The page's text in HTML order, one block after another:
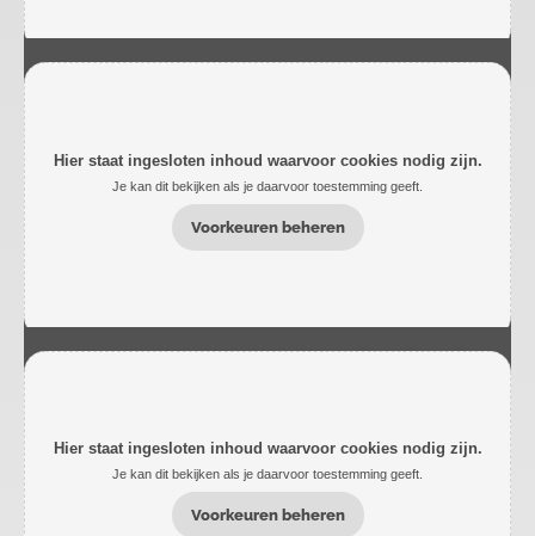
Hier staat ingesloten inhoud waarvoor cookies nodig zijn.
Je kan dit bekijken als je daarvoor toestemming geeft.
Voorkeuren beheren
Hier staat ingesloten inhoud waarvoor cookies nodig zijn.
Je kan dit bekijken als je daarvoor toestemming geeft.
Voorkeuren beheren